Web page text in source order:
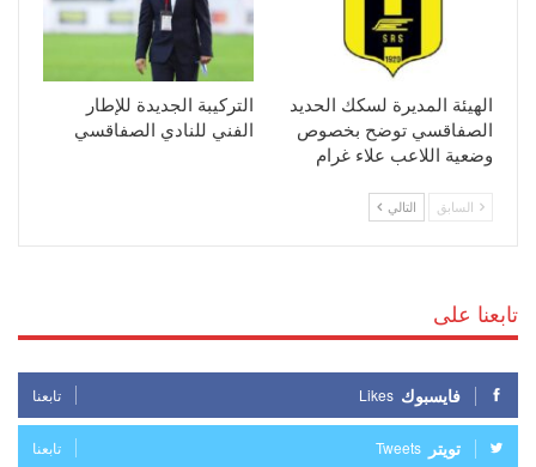
الهيئة المديرة لسكك الحديد
الصفاقسي توضح بخصوص
وضعية اللاعب علاء غرام
التركيبة الجديدة للإطار
الفني للنادي الصفاقسي
السابق التالي
تابعنا على
فايسبوك Likes تابعنا
تويتر Tweets تابعنا